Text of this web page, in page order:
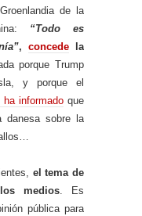
de la
“Todo es
, concede la
porque Trump
y porque el
ha informado que
danesa sobre la
el tema de
medios. Es
pública para